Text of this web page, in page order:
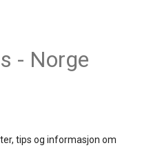
- Norge
tips og informasjon om